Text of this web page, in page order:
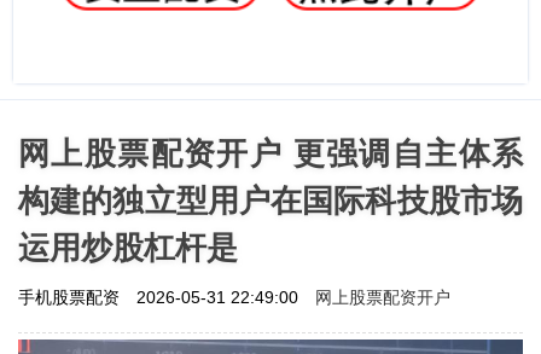
网上股票配资开户 更强调自主体系
构建的独立型用户在国际科技股市场
运用炒股杠杆是
手机股票配资 2026-05-31 22:49:00 网上股票配资开户